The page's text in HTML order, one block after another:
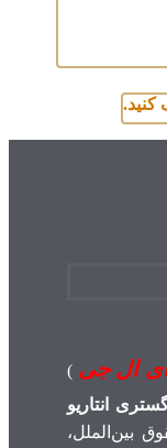
کنید.
ال جی )
انتاریو
بین‌الملل،